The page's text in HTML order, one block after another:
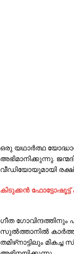
ഒരു യഥാർത്ഥ
അഭിമാനിക്കുന്നു.
വീഡിയോയുമായി
കിടുക്കന്‍ ഫോട്ടോഷൂട്ട്‌
ഗീത
സുൽത്താനിൽ കാർത്തി
തമിഴ്‌നാട്ടിലും